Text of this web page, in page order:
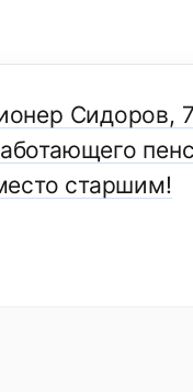
Сидоров,
старшим!